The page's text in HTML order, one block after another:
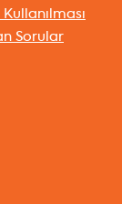
Sorular